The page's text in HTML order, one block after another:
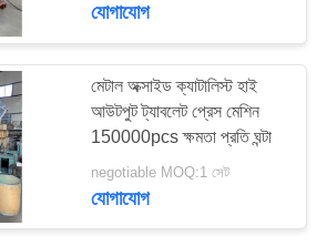
দান মেশিন
যোগাযোগ
মেটাল অক্সাইড ক্যাটালিস্ট হাই
আউটপুট ট্যাবলেট প্রেস মেশিন
150000pcs ক্ষমতা প্রতি ঘন্টা
negotiable MOQ:1 সেট
যোগাযোগ